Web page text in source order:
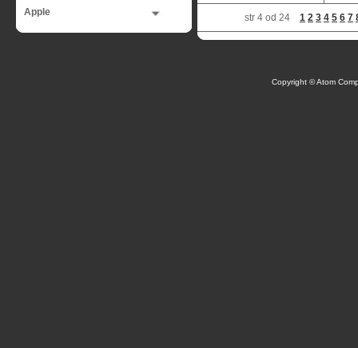
Apple
str 4 od 24 1 2 3 4 5 6 7
Copyright © Atom